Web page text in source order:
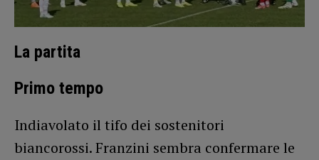
La partita
Primo tempo
Indiavolato il tifo dei sostenitori
biancorossi. Franzini sembra confermare le